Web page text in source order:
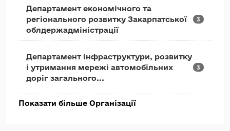
Департамент економічного та
регіонального розвитку Закарпатської
облдержадміністрації
3
Департамент інфраструктури, розвитку
і утримання мережі автомобільних
доріг загального...
3
Показати більше Організації